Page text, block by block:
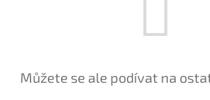
Můžete se ale podívat na